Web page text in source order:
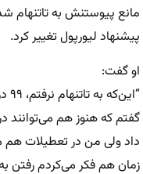
مانع پیوستنش به تاتنهام
پیشنهاد لیورپول تغییر کرد.
او گفت:
گفتم که هنوز هم می‌توانند
داد ولی من در تعطیلات هم
زمان هم فکر می‌کردم رفتن